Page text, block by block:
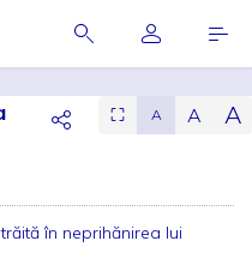
⛶ A A A
în neprihănirea lui